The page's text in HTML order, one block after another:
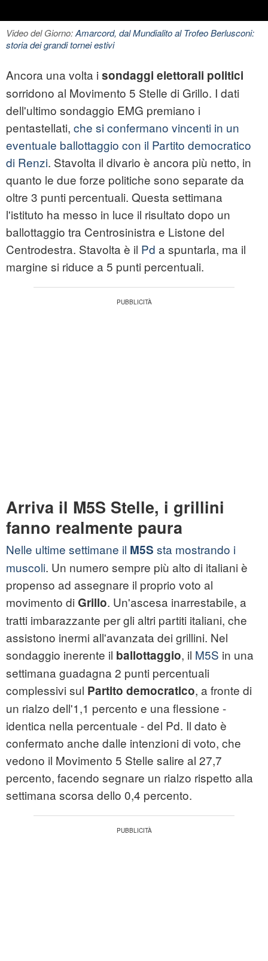
Video del Giorno:Amarcord, dal Mundialito al Trofeo Berlusconi:
storia dei grandi tornei estivi
Ancora una volta i sondaggi elettorali politici
sorridono al Movimento 5 Stelle di Grillo. I dati
dell'ultimo sondaggio EMG premiano i
pentastellati, che si confermano vincenti in un
eventuale ballottaggio con il Partito democratico
di Renzi. Stavolta il divario è ancora più netto, in
quanto le due forze politiche sono separate da
oltre 3 punti percentuali. Questa settimana
l'istituto ha messo in luce il risultato dopo un
ballottaggio tra Centrosinistra e Listone del
Centrodestra. Stavolta è il Pd a spuntarla, ma il
margine si riduce a 5 punti percentuali.
Arriva il M5S Stelle, i grillini
fanno realmente paura
Nelle ultime settimane il M5S sta mostrando i
muscoli. Un numero sempre più alto di italiani è
propenso ad assegnare il proprio voto al
movimento di Grillo. Un'ascesa inarrestabile, a
tratti imbarazzante per gli altri partiti italiani, che
assistono inermi all'avanzata dei grillini. Nel
sondaggio inerente il ballottaggio, il M5S in una
settimana guadagna 2 punti percentuali
complessivi sul Partito democratico, a fronte di
un rialzo dell'1,1 percento e una flessione -
identica nella percentuale - del Pd. Il dato è
confermato anche dalle intenzioni di voto, che
vedono il Movimento 5 Stelle salire al 27,7
percento, facendo segnare un rialzo rispetto alla
settimana scorsa dello 0,4 percento.